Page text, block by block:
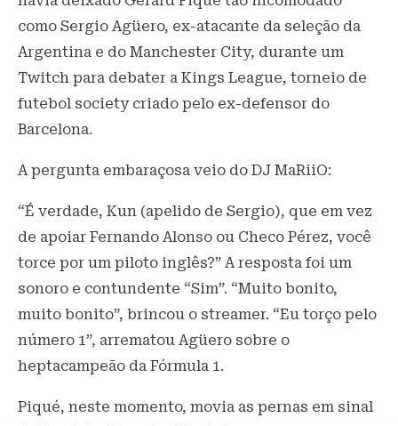
como Sergio Agüero, ex-atacante da seleção da
Argentina e do Manchester City, durante um
Twitch para debater a Kings League, torneio de
futebol society criado pelo ex-defensor do
Barcelona.
A pergunta embaraçosa veio do DJ MaRiiO:
“É verdade, Kun (apelido de Sergio), que em vez
de apoiar Fernando Alonso ou Checo Pérez, você
torce por um piloto inglês?” A resposta foi um
sonoro e contundente “Sim”. “Muito bonito,
muito bonito”, brincou o streamer. “Eu torço pelo
número 1”, arrematou Agüero sobre o
heptacampeão da Fórmula 1.
Piqué, neste momento, movia as pernas em sinal